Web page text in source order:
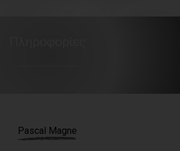
Pascal Magne